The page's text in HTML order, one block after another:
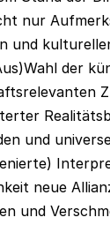
nur
und
der
und
neue
und